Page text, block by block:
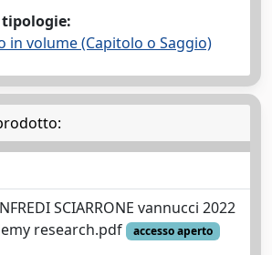
in volume (Capitolo o Saggio)
SCIARRONE vannucci 2022
research.pdf
accesso aperto